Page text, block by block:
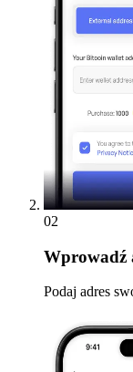
02
Wprowadź
Podaj adres